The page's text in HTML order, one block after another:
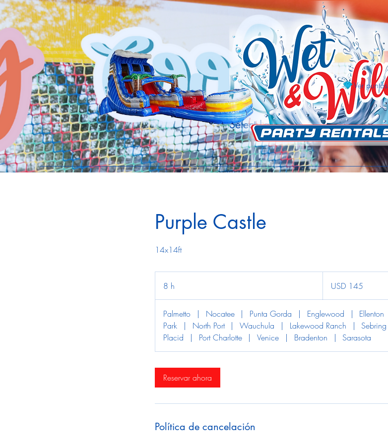
Select Language
Ver puntos
Purple Castle
14x14ft
8 h
estadounidenses
USD 145
Palmetto | Nocatee | Punta Gorda | Englewood | Ellenton
Park
| North Port | Wauchula | Lakewood Ranch | Sebring
Placid
| Port Charlotte | Venice | Bradenton | Sarasota
Reservar ahora
Política de cancelación